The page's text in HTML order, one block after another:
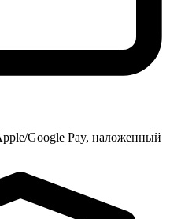
Google Pay, наложенный